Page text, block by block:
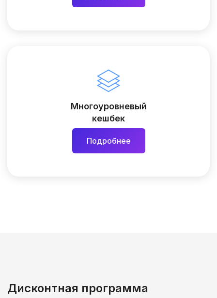
Многоуровневый
кешбек
Подробнее
Дисконтная программа